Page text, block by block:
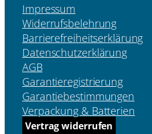
Impressum
Widerrufsbelehrung
Barrierefreiheitserklärung
Datenschutzerklärung
AGB
Garantieregistrierung
Garantiebestimmungen
Verpackung & Batterien
Vertrag widerrufen